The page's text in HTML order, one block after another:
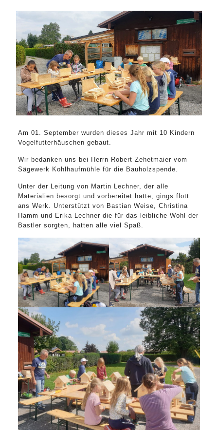
Am 01. September wurden dieses Jahr mit 10 Kindern
Vogelfutterhäuschen gebaut.
Wir bedanken uns bei Herrn Robert Zehetmaier vom
Sägewerk Kohlhaufmühle für die Bauholzspende.
Unter der Leitung von Martin Lechner, der alle
Materialien besorgt und vorbereitet hatte, gings flott
ans Werk. Unterstützt von Bastian Weise, Christina
Hamm und Erika Lechner die für das leibliche Wohl der
Bastler sorgten, hatten alle viel Spaß.